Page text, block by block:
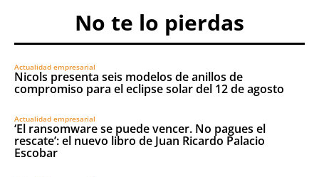
No te lo pierdas
Actualidad empresarial
Nicols presenta seis modelos de anillos de
compromiso para el eclipse solar del 12 de agosto
Actualidad empresarial
‘El ransomware se puede vencer. No pagues el
rescate’: el nuevo libro de Juan Ricardo Palacio
Escobar